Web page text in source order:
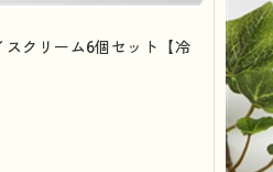
スクリーム6個セット【冷